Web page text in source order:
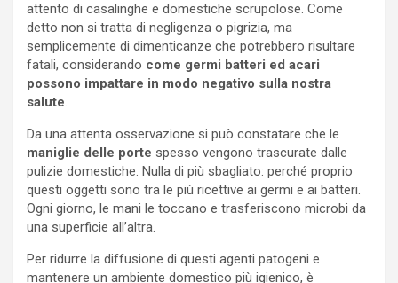
attento di casalinghe e domestiche scrupolose. Come
detto non si tratta di negligenza o pigrizia, ma
semplicemente di dimenticanze che potrebbero risultare
fatali, considerando come germi batteri ed acari
possono impattare in modo negativo sulla nostra
salute.
Da una attenta osservazione si può constatare che le
maniglie delle porte spesso vengono trascurate dalle
pulizie domestiche. Nulla di più sbagliato: perché proprio
questi oggetti sono tra le più ricettive ai germi e ai batteri.
Ogni giorno, le mani le toccano e trasferiscono microbi da
una superficie all’altra.
Per ridurre la diffusione di questi agenti patogeni e
mantenere un ambiente domestico più igienico, è